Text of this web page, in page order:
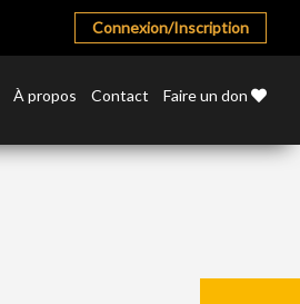
Connexion/Inscription
À propos Contact Faire un don